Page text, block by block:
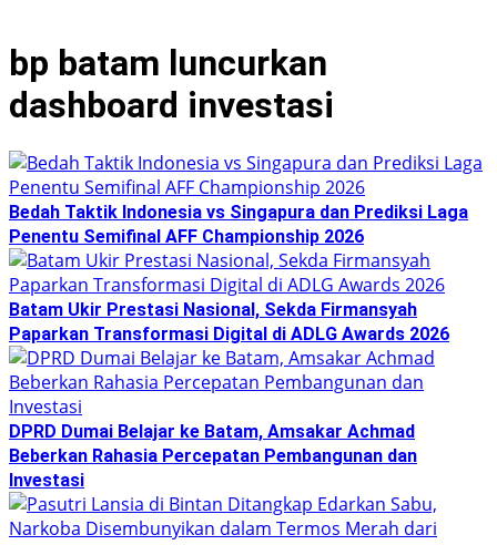
bp batam luncurkan
dashboard investasi
Bedah Taktik Indonesia vs Singapura dan Prediksi Laga
Penentu Semifinal AFF Championship 2026
Batam Ukir Prestasi Nasional, Sekda Firmansyah
Paparkan Transformasi Digital di ADLG Awards 2026
DPRD Dumai Belajar ke Batam, Amsakar Achmad
Beberkan Rahasia Percepatan Pembangunan dan
Investasi